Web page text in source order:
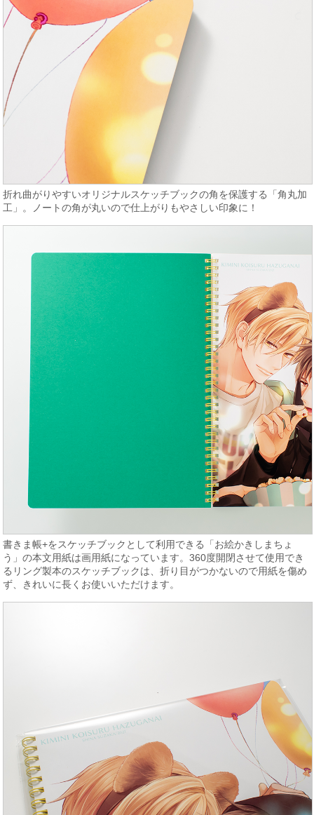
折れ曲がりやすいオリジナルスケッチブックの角を保護する「角丸加
工」。ノートの角が丸いので仕上がりもやさしい印象に！
書きま帳+をスケッチブックとして利用できる「お絵かきしまちょ
う」の本文用紙は画用紙になっています。360度開閉させて使用でき
るリング製本のスケッチブックは、折り目がつかないので用紙を傷め
ず、きれいに長くお使いいただけます。